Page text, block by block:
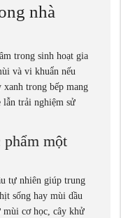
nhà
trong sinh hoạt gia
và vi khuẩn nếu
trong bếp mang
trải nghiệm sử
một
tự nhiên giúp trung
sống hay mùi dầu
mùi cơ học, cây khử